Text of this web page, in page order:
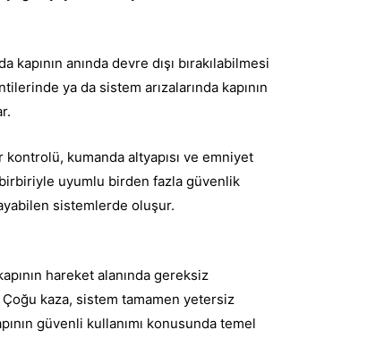
anında devre dışı bırakılabilmesi
ya da sistem arızalarında kapının
kumanda altyapısı ve emniyet
uyumlu birden fazla güvenlik
sistemlerde oluşur.
hareket alanında gereksiz
Çoğu kaza, sistem tamamen yetersiz
güvenli kullanımı konusunda temel